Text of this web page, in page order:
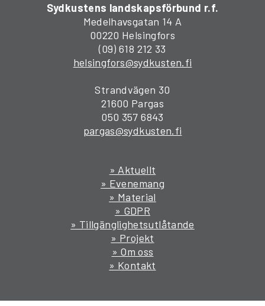
Sydkustens landskapsförbund r.f.
Medelhavsgatan 14 A
00220 Helsingfors
(09) 618 212 33
helsingfors@sydkusten.fi
Strandvägen 30
21600 Pargas
050 357 6843
pargas@sydkusten.fi
» Aktuellt
» Evenemang
» Material
» GDPR
» Tillgänglighetsutlåtande
» Projekt
» Om oss
» Kontakt